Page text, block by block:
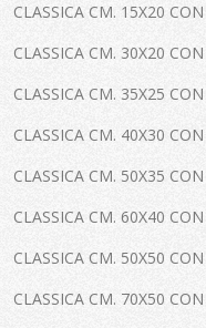
CLASSICA CM. 15X20
CLASSICA CM. 30X20
CLASSICA CM. 35X25
CLASSICA CM. 40X30
CLASSICA CM. 50X35
CLASSICA CM. 60X40
CLASSICA CM. 50X50
CLASSICA CM. 70X50